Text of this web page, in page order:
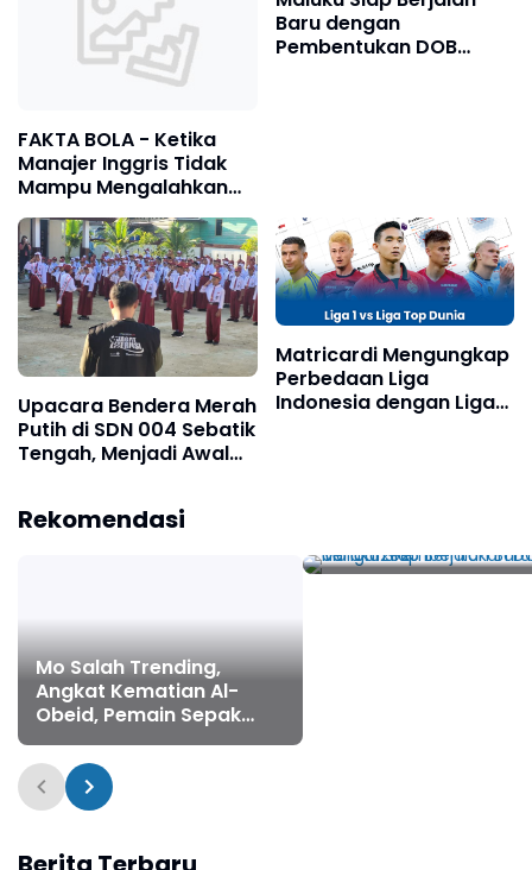
FAKTA BOLA - Ketika
Manajer Inggris Tidak
Mampu Mengalahkan
Kompetisi Teratas Di
Negeri Sendiri
Baru dengan
Pembentukan DOB
Upacara Bendera Merah
Putih di SDN 004 Sebatik
Tengah, Menjadi Awal
Matricardi Mengungkap
Perbedaan Liga
Indonesia dengan Liga
Rekomendasi
Mo Salah Trending,
Angkat Kematian Al-
Obeid, Pemain Sepak
Bola Palestina yang
Tewas Dibunuh oleh
Israel
2025